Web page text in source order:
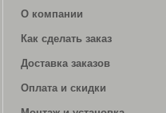
О компании
Как сделать заказ
Доставка заказов
Оплата и скидки